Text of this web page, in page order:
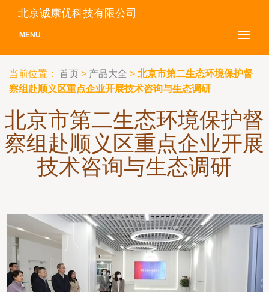
北京诚康优科技有限公司
MENU
当前位置： 首页 > 产品大全 > 北京市第二生态环境保护督
察组赴顺义区重点企业开展技术咨询与生态调研
北京市第二生态环境保护督
察组赴顺义区重点企业开展
技术咨询与生态调研